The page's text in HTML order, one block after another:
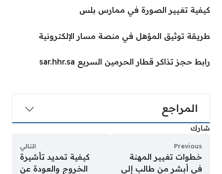
كيفية تغيير الصورة في ممارس بلس
طريقة توثيق المؤهل في منصة مسار الإلكترونية
رابط حجز تذاكر قطار الحرمين السريع sar.hhr.sa
المراجع
شارك
Previous
خطوات تغيير المهنة
في أبشر من طالب إلى
التالي
كيفية تمديد تأشيرة
الخروج والعودة عن